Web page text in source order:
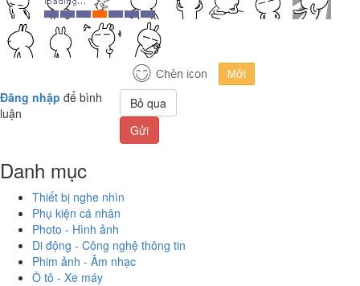
Đăng nhập để bình
luận
Bỏ qua
Gửi
Danh mục
Thiết bị nghe nhìn
Phụ kiện cá nhân
Photo - Hình ảnh
Di động - Công nghệ thông tin
Phim ảnh - Âm nhạc
Ô tô - Xe máy